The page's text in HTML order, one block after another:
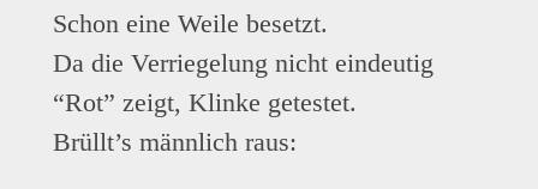
Schon eine Weile besetzt.
Da die Verriegelung nicht eindeutig
“Rot” zeigt, Klinke getestet.
Brüllt’s männlich raus: